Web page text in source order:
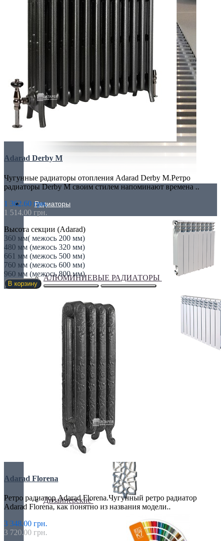
Радиаторы
АЛЮМИНИЕВЫЕ РАДИАТОРЫ
БИМЕТАЛИЧЕСКИЕ РАДИАТОРЫ
Все для радиаторов
Дизайнерские
Adarad Derby M
Чугунные радиаторы отопления Adarad Derby M.Ретро
радиаторы Derby M своим стилем напоминают времена ..
1 362.60 грн.
1 514.00 грн.
Высота секции (Adarad)
360 мм( межось 200 мм)
480 мм (межось 320 мм)
661 мм (межось 500 мм)
760 мм (межось 600 мм)
960 мм (межось 800 мм)
В корзину
Adarad Florena
Ретро радиатор Adarad Florena.Чугунный ретро радиатор
Adarad Florena, как понятно из названия модели..
3 348.00 грн.
3 720.00 грн.